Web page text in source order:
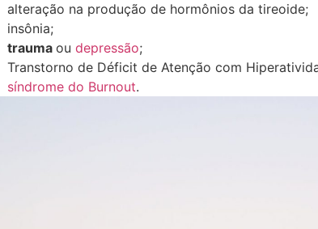
alteração na produção de hormônios da tireoide;
insônia;
trauma ou depressão;
Transtorno de Déficit de Atenção com
síndrome do Burnout.